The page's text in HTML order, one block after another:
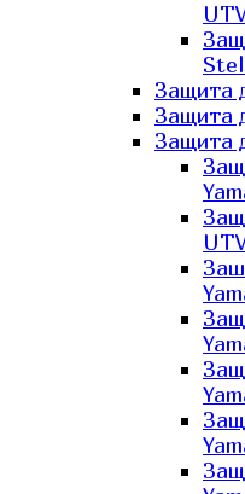
Защита
Защита
Защита